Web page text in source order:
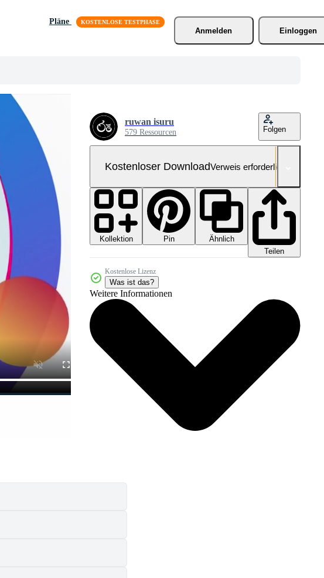
Pläne
Anmelden
Einloggen
ruwan isuru
579 Ressourcen Folgen
Kostenloser DownloadVerweis erforderlich
Kollektion Pin
Ähnlich
Teilen
Kostenlose Lizenz
Was ist das?
Weitere Informationen